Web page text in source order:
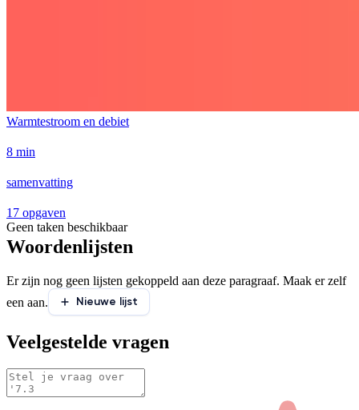
Warmtestroom en debiet
8 min
samenvatting
17 opgaven
Geen taken beschikbaar
Woordenlijsten
Er zijn nog geen lijsten gekoppeld aan deze paragraaf. Maak er zelf
een aan.
Nieuwe lijst
Veelgestelde vragen